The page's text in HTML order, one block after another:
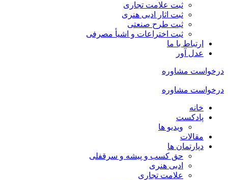
ثبت علامت تجاری
ثبت اثار ادبی هنری
ثبت طرح صنعتی
ثبت اختراعات و اشیا‌ٔ مصرفی
ارتباط با ما
عدل آور
درخواست مشاوره
درخواست مشاوره
خانه
پادکست
ویدیو ها
مقالات
دپارتمان ها
حق کسب و پیشه و سرقفلی
ادبی هنری
علامت تجاری